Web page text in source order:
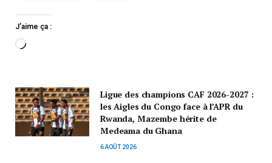
J’aime ça :
Ligue des champions CAF 2026-2027 :
les Aigles du Congo face à l’APR du
Rwanda, Mazembe hérite de
Medeama du Ghana
6 AOÛT 2026